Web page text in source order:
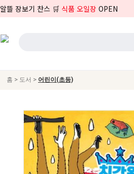
알뜰 장보기 찬스 🛒 식품 오일장 OPEN
홈 > 도서 > 어린이(초등)